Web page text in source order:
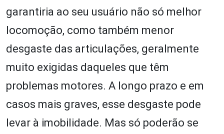
garantiria ao seu usuário não só melhor
locomoção, como também menor
desgaste das articulações, geralmente
muito exigidas daqueles que têm
problemas motores. A longo prazo e em
casos mais graves, esse desgaste pode
levar à imobilidade. Mas só poderão se